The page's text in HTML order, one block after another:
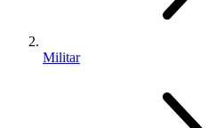
Militar